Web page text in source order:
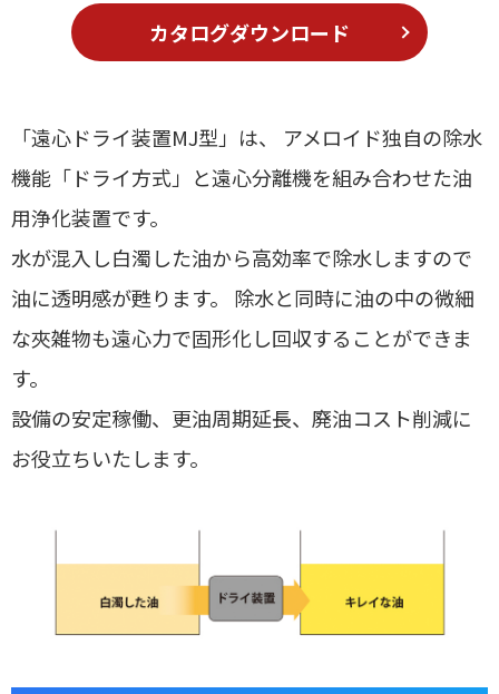
カタログダウンロード
「遠心ドライ装置MJ型」は、 アメロイド独自の除水
機能「ドライ方式」と遠心分離機を組み合わせた油
用浄化装置です。
水が混入し白濁した油から高効率で除水しますので
油に透明感が甦ります。 除水と同時に油の中の微細
な夾雑物も遠心力で固形化し回収することができま
す。
設備の安定稼働、更油周期延長、廃油コスト削減に
お役立ちいたします。